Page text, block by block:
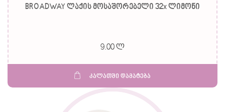
BROADWAY ლაქის მოსაშორებელი 32x ლიმონი
9.00 ლ
კალათში დამატება